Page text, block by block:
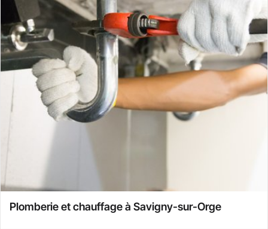
Plomberie et chauffage à Savigny-sur-Orge